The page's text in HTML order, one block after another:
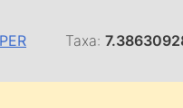
Taxa: